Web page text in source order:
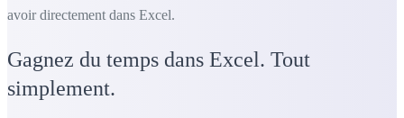
avoir directement dans Excel.
Gagnez du temps dans Excel. Tout
simplement.